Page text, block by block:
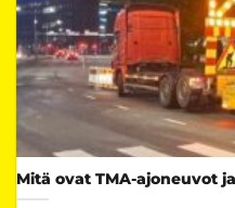
Mitä ovat TMA-ajoneuvot